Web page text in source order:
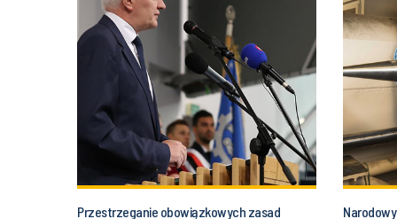
Przestrzeganie obowiązkowych zasad